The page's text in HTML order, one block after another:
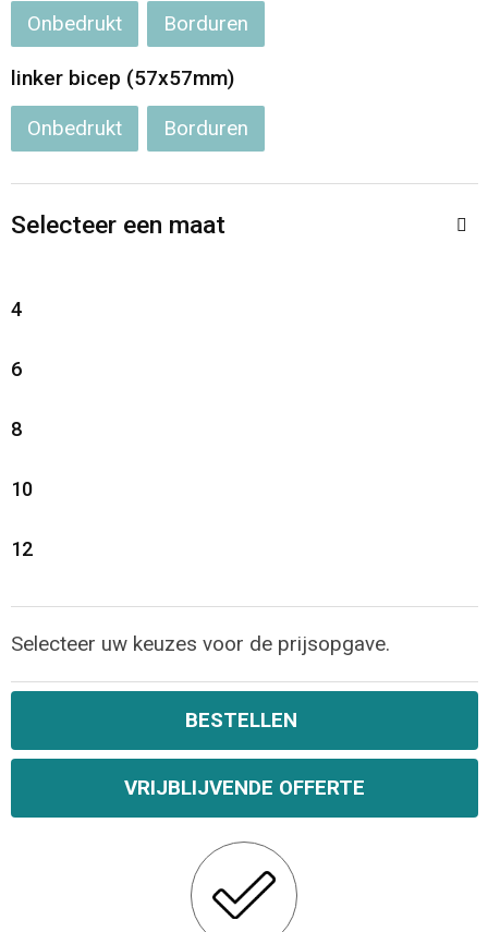
Onbedrukt Borduren
linker bicep (57x57mm)
Onbedrukt Borduren
Selecteer een maat
4
6
8
10
12
Selecteer uw keuzes voor de prijsopgave.
BESTELLEN
VRIJBLIJVENDE OFFERTE